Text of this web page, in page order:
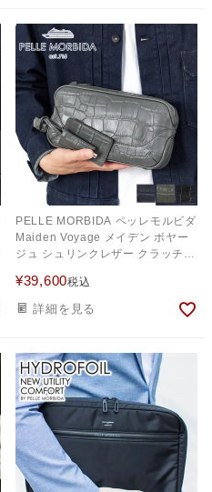
PELLE MORBIDA ペッレモルビダ
Maiden Voyage メイデン ボヤー
ジュ シュリンクレザー クラッチバ
¥39,600税込
詳細を見る